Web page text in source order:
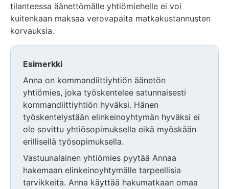
tilanteessa äänettömälle yhtiömiehelle ei voi
kuitenkaan maksaa verovapaita matkakustannusten
korvauksia.
Esimerkki
Anna on kommandiittiyhtiön äänetön
yhtiömies, joka työskentelee satunnaisesti
kommandiittiyhtiön hyväksi. Hänen
työskentelystään elinkeinoyhtymän hyväksi ei
ole sovittu yhtiösopimuksella eikä myöskään
erillisellä työsopimuksella.
Vastuunalainen yhtiömies pyytää Annaa
hakemaan elinkeinoyhtymälle tarpeellisia
tarvikkeita. Anna käyttää hakumatkaan omaa